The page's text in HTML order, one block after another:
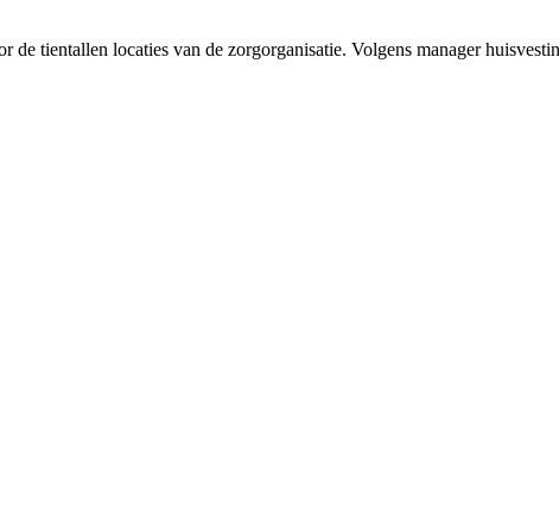
tientallen locaties van de zorgorganisatie. Volgens manager